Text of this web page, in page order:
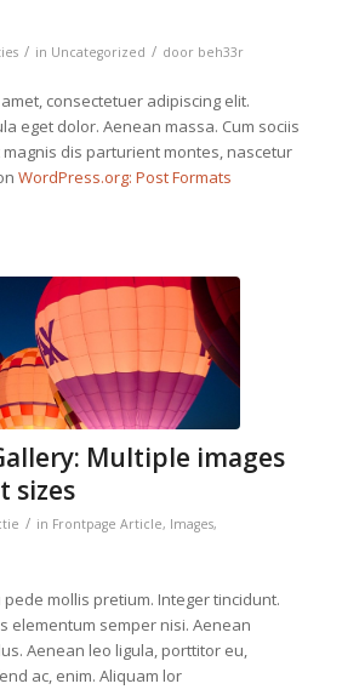
/ in Uncategorized / door beh33r
consectetuer adipiscing elit.
eget dolor. Aenean massa. Cum sociis
dis parturient montes, nascetur
WordPress.org: Post Formats
Multiple images
sizes
/ in Frontpage Article, Images,
mollis pretium. Integer tincidunt.
elementum semper nisi. Aenean
Aenean leo ligula, porttitor eu,
ac, enim. Aliquam lor